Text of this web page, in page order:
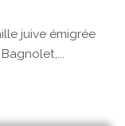
juive émigrée